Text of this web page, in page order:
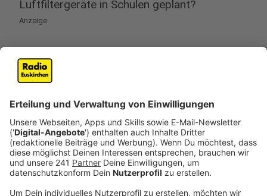
Luftfiltergeräte in Schulen geplant?
Anzeige
Auch dafür will die Bundesregierung nach anfänglichem
Zögern nun 200 Millionen Euro bereitstellen.
Beitrag dafür leisten, den Präsenzunterricht und die
Kinderbetreuung im Herbst und Winter auch bei
Verschlechterung der Infektionslage aufrecht zu
erhalten», erläuterte Wirtschaftsminister Peter
Altmaier (CDU) Mitte Juli. Der Förderanteil des Bundes
beträgt bis zu 50 Prozent. Die Beantragung der Mittel
und die Durchführung der Förderung erfolgt über die